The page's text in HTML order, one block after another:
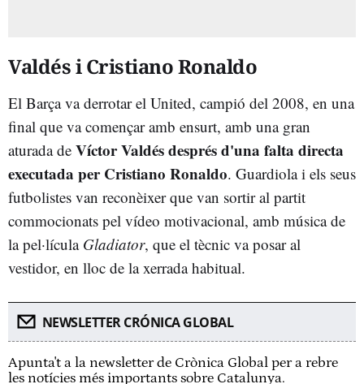
Valdés i Cristiano Ronaldo
El Barça va derrotar el United, campió del 2008, en una
final que va començar amb ensurt, amb una gran
aturada de Víctor Valdés després d'una falta directa
executada per Cristiano Ronaldo. Guardiola i els seus
futbolistes van reconèixer que van sortir al partit
commocionats pel vídeo motivacional, amb música de
la pel·lícula Gladiator, que el tècnic va posar al
vestidor, en lloc de la xerrada habitual.
NEWSLETTER CRÓNICA GLOBAL
Apunta't a la newsletter de Crònica Global per a rebre
les notícies més importants sobre Catalunya.